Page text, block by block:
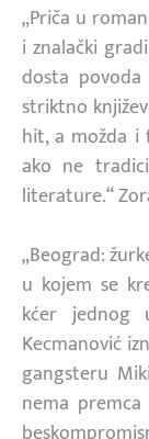
„Priča u
i znalački
dosta
striktno
hit, a možda i
ako ne
literature.“
„Beograd:
u kojem se
kćer jednog
Kecmanović
gangsteru
nema